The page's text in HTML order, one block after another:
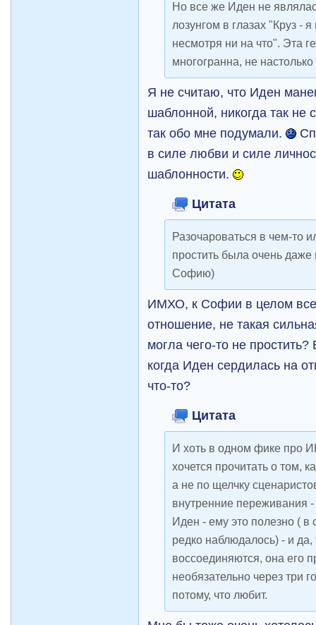
Но все же Иден не
лозунгом в глазах "Круз -
несмотря ни на что". Эта
многогранна, не
Я не считаю, что Иден
шаблонной, никогда так не
так обо мне подумали.
в силе любви и силе
шаблонности.
Цитата
Разочароваться в чем-то
простить была очень
Софию)
ИМХО, к Софии в целом
отношение, не такая
могла чего-то не
когда Иден сердилась на
что-то?
Цитата
И хоть в одном фике про
хочется прочитать о том,
а не по щелчку
внутренние переживания
Иден - ему это полезно ( в
редко наблюдалось) - и да,
воссоединяются, она его
необязательно через три
потому, что любит.